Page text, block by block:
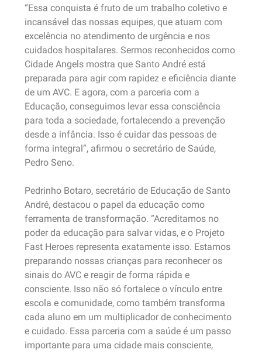
“Essa conquista é fruto de um trabalho coletivo e
incansável das nossas equipes, que atuam com
excelência no atendimento de urgência e nos
cuidados hospitalares. Sermos reconhecidos como
Cidade Angels mostra que Santo André está
preparada para agir com rapidez e eficiência diante
de um AVC. E agora, com a parceria com a
Educação, conseguimos levar essa consciência
para toda a sociedade, fortalecendo a prevenção
desde a infância. Isso é cuidar das pessoas de
forma integral”, afirmou o secretário de Saúde,
Pedro Seno.
Pedrinho Botaro, secretário de Educação de Santo
André, destacou o papel da educação como
ferramenta de transformação. “Acreditamos no
poder da educação para salvar vidas, e o Projeto
Fast Heroes representa exatamente isso. Estamos
preparando nossas crianças para reconhecer os
sinais do AVC e reagir de forma rápida e
consciente. Isso não só fortalece o vínculo entre
escola e comunidade, como também transforma
cada aluno em um multiplicador de conhecimento
e cuidado. Essa parceria com a saúde é um passo
importante para uma cidade mais consciente,